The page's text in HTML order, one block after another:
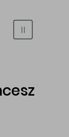
online
IKE/IKZE